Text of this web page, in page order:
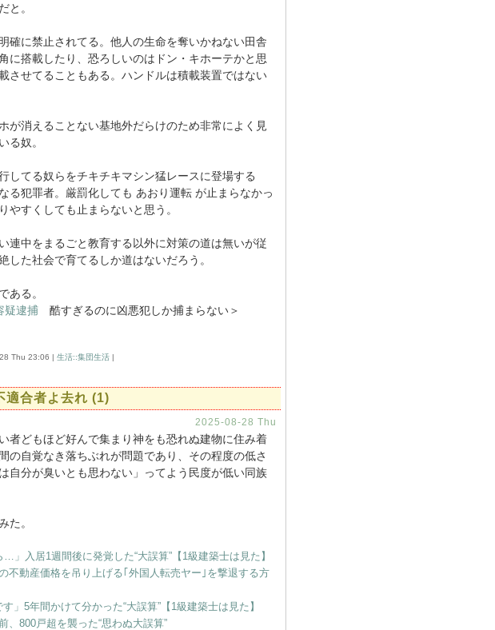
と。
に禁止されてる。他人の生命を奪いかねない田舎
に搭載したり、恐ろしいのはドン・キホーテかと思
させてることもある。ハンドルは積載装置ではない
消えることない基地外だらけのため非常によく見
る奴。
てる奴らをチキチキマシン猛レースに登場する
る犯罪者。厳罰化しても あおり運転 が止まらなかっ
やすくしても止まらないと思う。
中をまるごと教育する以外に対策の道は無いが従
した社会で育てるしか道はないだろう。
ある。
疑逮捕 酷すぎるのに凶悪犯しか捕まらない＞
Thu 23:06 | 生活::集団生活|
合者よ去れ (1)
2025-08-28 Thu
どもほど好んで集まり神をも恐れぬ建物に住み着
の自覚なき落ちぶれが問題であり、その程度の低さ
自分が臭いとも思わない」ってよう民度が低い同族
た。
」入居1週間後に発覚した“大誤算”【1級建築士は見た】
動産価格を吊り上げる｢外国人転売ヤー｣を撃退する方
」5年間かけて分かった“大誤算”【1級建築士は見た】
800戸超を襲った“思わぬ大誤算”